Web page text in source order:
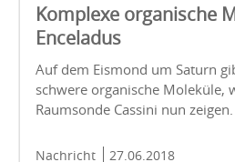
Komplexe organische
Enceladus
Auf dem Eismond um Saturn
schwere organische Moleküle,
Raumsonde Cassini nun zeigen.
Nachricht 27.06.2018